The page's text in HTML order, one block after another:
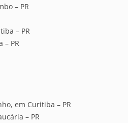
– PR
– PR
– PR
em Curitiba – PR
– PR